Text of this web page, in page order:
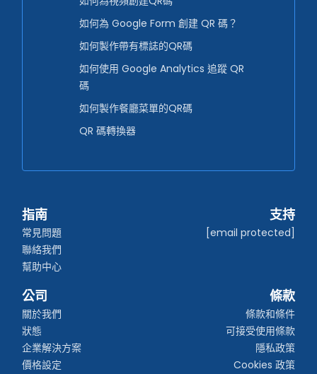
如何為 Google Form 創建 QR 碼？
如何製作帶有標誌的QR碼
如何使用 Google Analytics 追蹤 QR
碼
如何製作餐廳菜單的QR碼
QR 碼轉換器
指南
常見問題
聯絡我們
幫助中心
支持
[email protected]
公司
關於我們
狀態
企業解決方案
價格設定
條款
條款和條件
可接受使用條款
隱私政策
Cookies 政策